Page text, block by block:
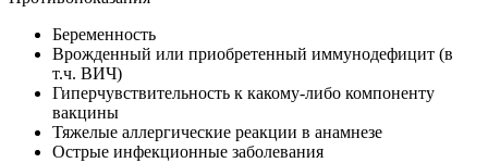
Беременность
Врожденный или приобретенный иммунодефицит (в
т.ч. ВИЧ)
Гиперчувствительность к какому-либо компоненту
вакцины
Тяжелые аллергические реакции в анамнезе
Острые инфекционные заболевания